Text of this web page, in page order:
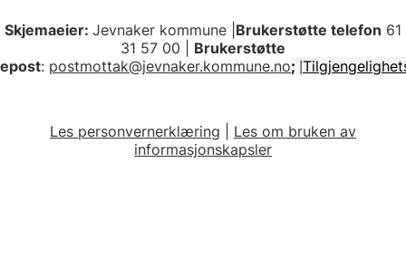
Skjemaeier: Jevnaker kommune | Brukerstøtte telefon 61
31 57 00 | Brukerstøtte
epost: postmottak@jevnaker.kommune.no;
Les personvernerklæring
Les om bruken av
informasjonskapsler